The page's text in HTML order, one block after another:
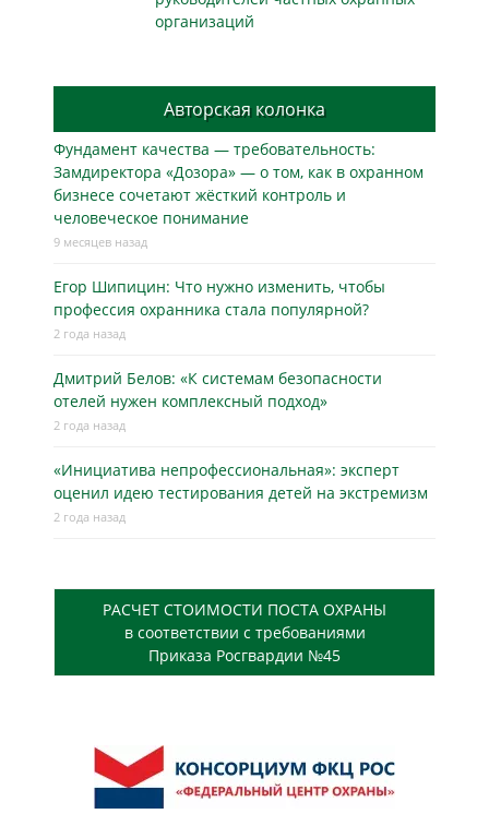
организаций
Авторская колонка
Фундамент качества — требовательность:
Замдиректора «Дозора» — о том, как в охранном
бизнесe сочетают жёсткий контроль и
человеческое понимание
9 месяцев назад
Егор Шипицин: Что нужно изменить, чтобы
профессия охранника стала популярной?
2 года назад
Дмитрий Белов: «К системам безопасности
отелей нужен комплексный подход»
2 года назад
«Инициатива непрофессиональная»: эксперт
оценил идею тестирования детей на экстремизм
2 года назад
РАСЧЕТ СТОИМОСТИ ПОСТА ОХРАНЫ
в соответствии с требованиями
Приказа Росгвардии №45